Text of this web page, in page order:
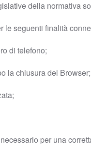
della normativa
le seguenti finalità
di telefono;
la chiusura del Browser;
per una